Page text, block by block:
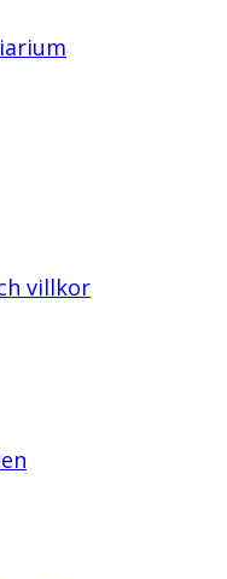
villkor